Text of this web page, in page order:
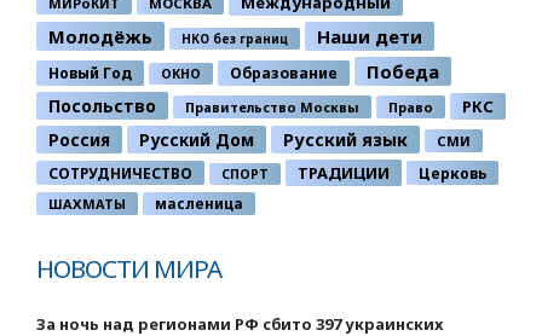
Молодёжь НКО без границ Наши дети
Новый Год ОКНО Образование Победа
Посольство Правительство Москвы Право РКС
Россия Русский Дом Русский язык СМИ
СОТРУДНИЧЕСТВО СПОРТ ТРАДИЦИИ Церковь
ШАХМАТЫ масленица
НОВОСТИ МИРА
За ночь над регионами РФ сбито 397 украинских